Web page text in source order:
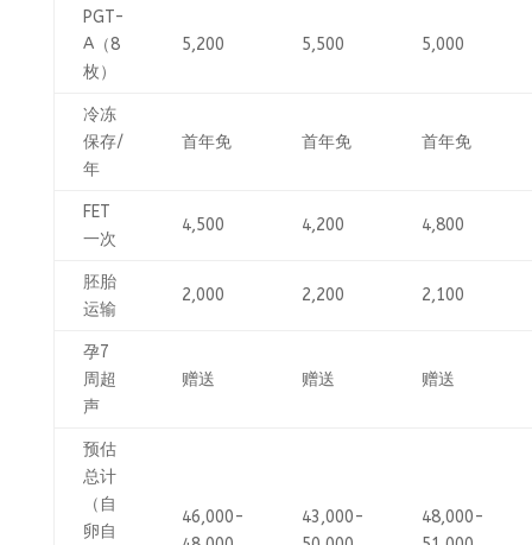
PGT-
A（8
枚）
5,200 5,500 5,000
冷冻
保存/
年
首年免 首年免 首年免
FET
一次
4,500 4,200 4,800
胚胎
运输
2,000 2,200 2,100
孕7
周超
声
赠送 赠送 赠送
预估
总计
（自
卵自
46,000-
43,000-
48,000-